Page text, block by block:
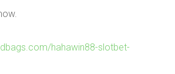
hahawin88-slotbet-